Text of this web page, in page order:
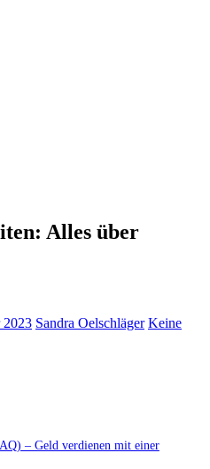
Alles über
2023 Sandra Oelschläger Keine
– Geld verdienen mit einer